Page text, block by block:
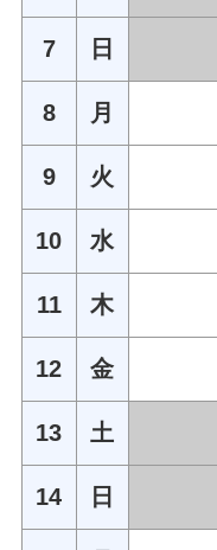
7 日
8 月
9 火
10 水
11 木
12 金
13 土
14 日